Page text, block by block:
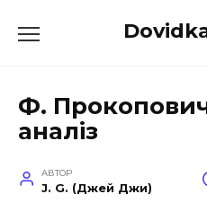
до
Ф.
аналіз
АВТОР
J. G. (Джей Джи)